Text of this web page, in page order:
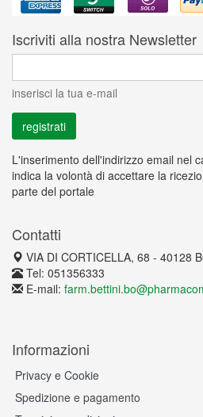
Iscriviti alla nostra Newsletter
inserisci la tua e-mail
L'inserimento dell'indirizzo email nel
indica la volontà di accettare la
parte del portale
Contatti
VIA DI CORTICELLA, 68 - 40128
Tel: 051356333
E-mail:
Informazioni
Privacy e Cookie
Spedizione e pagamento